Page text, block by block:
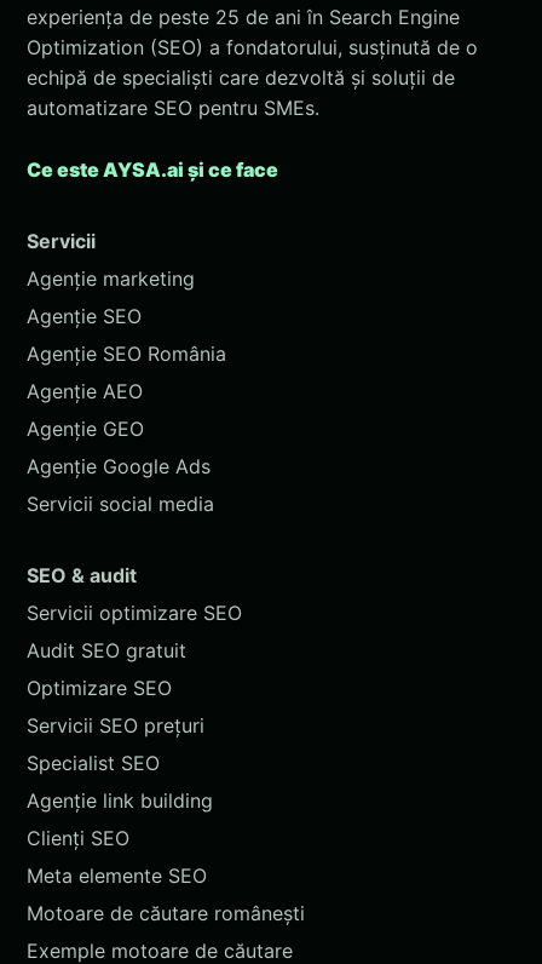
experiența de peste 25 de ani în Search Engine
Optimization (SEO) a fondatorului, susținută de o
echipă de specialiști care dezvoltă și soluții de
automatizare SEO pentru SMEs.
Ce este AYSA.ai și ce face
Servicii
Agenție marketing
Agenție SEO
Agenție SEO România
Agenție AEO
Agenție GEO
Agenție Google Ads
Servicii social media
SEO & audit
Servicii optimizare SEO
Audit SEO gratuit
Optimizare SEO
Servicii SEO prețuri
Specialist SEO
Agenție link building
Clienți SEO
Meta elemente SEO
Motoare de căutare românești
Exemple motoare de căutare